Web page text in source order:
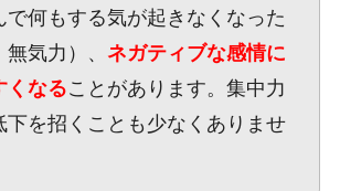
で何もする気が起きなくなった
気力）、 ネガティブな感情に
くなることがあります。集中力
下を招くことも少なくありませ